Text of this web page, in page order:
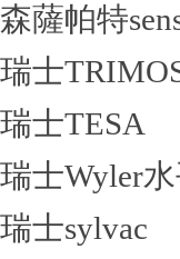
森薩帕特
瑞士
瑞士TESA
瑞士Wyler
瑞士sylvac